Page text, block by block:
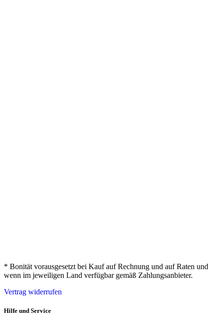
* Bonität vorausgesetzt bei Kauf auf Rechnung und auf Raten und
wenn im jeweiligen Land verfügbar gemäß Zahlungsanbieter.
Vertrag widerrufen
Hilfe und Service